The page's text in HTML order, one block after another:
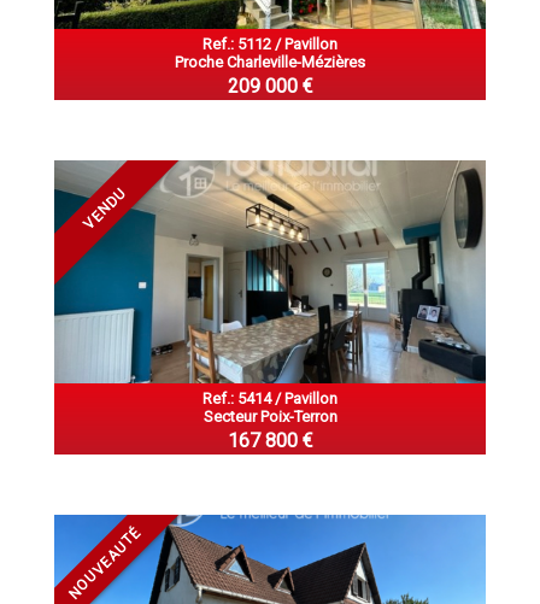
Ref.: 5112 / Pavillon
Proche Charleville-Mézières
209 000 €
VENDU
Ref.: 5414 / Pavillon
Secteur Poix-Terron
167 800 €
NOUVEAUTÉ